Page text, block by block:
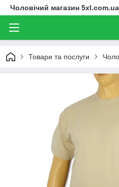
Чоловічий магазин 5xl.com.ua
Товари та послуги